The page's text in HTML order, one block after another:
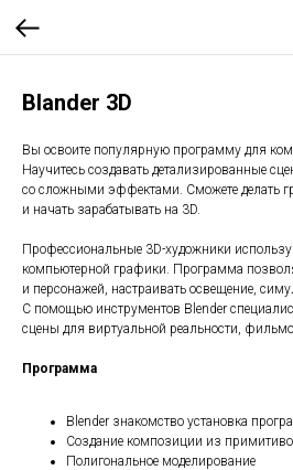
Blander 3D
Вы освоите популярную программу для
Научитесь создавать детализированные
со сложными эффектами. Сможете делать
и начать зарабатывать на 3D.
Профессиональные 3D-художники
компьютерной графики. Программа
и персонажей, настраивать освещение,
С помощью инструментов Blender
сцены для виртуальной реальности,
Программа
Blender знакомство установка
Создание композиции из
Полигональное моделирование